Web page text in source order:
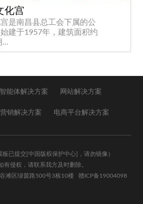
化宫
是南昌县总工会下属的公
建于1957年，建筑面积约
...
能体解决方案 网站解决方案
销解决方案 电商平台解决方案
板已提交 [中国版权保护中心]
，请勿镜像）
有侵权，请联系我方及时删除。
滩区绿茵路500号3栋10楼 赣ICP备19004098